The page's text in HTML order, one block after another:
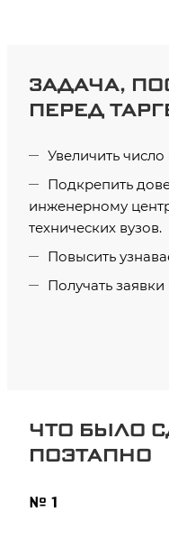
ЧТО БЫЛО
ПОЭТАПНО
№ 1
ЗАДАЧА,
ПЕРЕД
Увеличить
Подкрепить
инженерному
технических вузов.
Повысить
Получать заявки